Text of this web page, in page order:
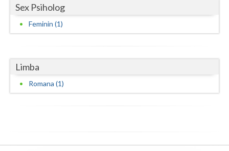
Timis
Valcea
Vaslui
Sex Psiholog
Feminin (1)
Limba
Romana (1)